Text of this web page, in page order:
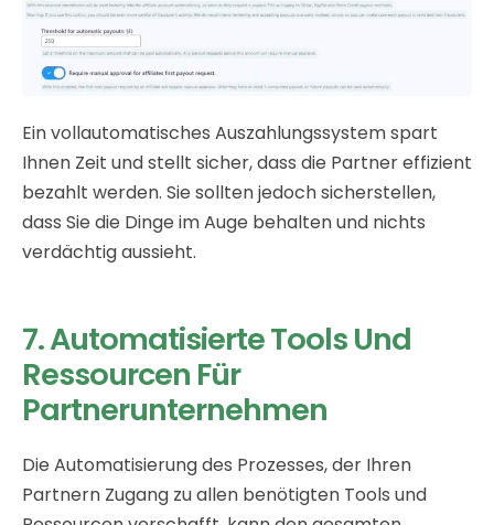
Ein vollautomatisches Auszahlungssystem spart
Ihnen Zeit und stellt sicher, dass die Partner effizient
bezahlt werden. Sie sollten jedoch sicherstellen,
dass Sie die Dinge im Auge behalten und nichts
verdächtig aussieht.
7. Automatisierte Tools Und
Ressourcen Für
Partnerunternehmen
Die Automatisierung des Prozesses, der Ihren
Partnern Zugang zu allen benötigten Tools und